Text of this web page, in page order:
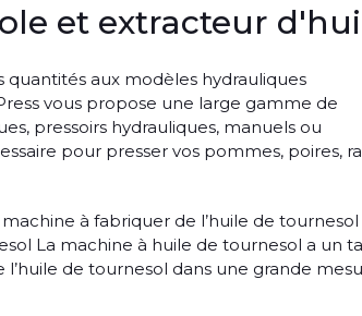
et extracteur
aux modèles hydrauliques
vous propose une large gamme de
pressoirs hydrauliques, manuels ou
pour presser vos pommes, poires,
à fabriquer de l’huile de tournesol
La machine à huile de tournesol a un
l’huile de tournesol dans une grande